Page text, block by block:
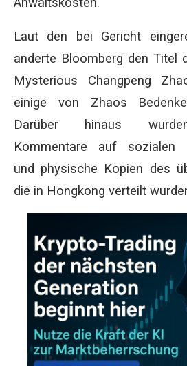
Laut den bei Gericht
änderte Bloomberg den Titel
Mysterious Changpeng
einige von Zhaos
Darüber hinaus
Kommentare auf sozialen
und physische Kopien des
die in Hongkong verteilt